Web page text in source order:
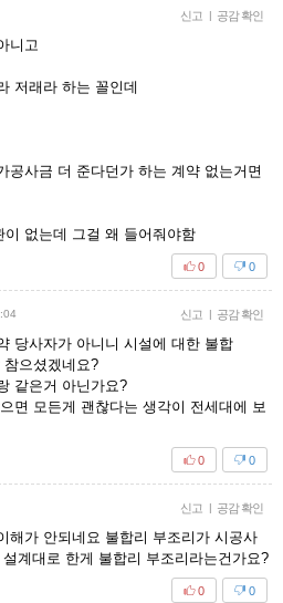
신고 | 공감 확인
니고
저래라 하는 꼴인데
공사금 더 준다던가 하는 계약 없는거면
없는데 그걸 왜 들어줘야함
0
0
신고 | 공감 확인
당사자가 아니니 시설에 대한 불합
으셨겠네요?
같은거 아닌가요?
면 모든게 괜찮다는 생각이 전세대에 보
0
0
신고 | 공감 확인
해가 안되네요 불합리 부조리가 시공사
계대로 한게 불합리 부조리라는건가요?
0
0